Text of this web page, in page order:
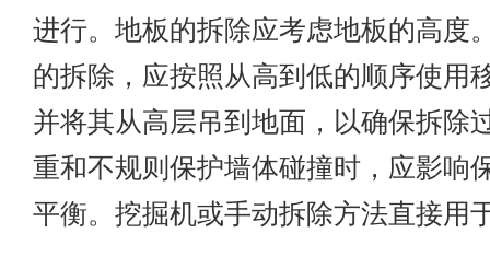
进行。地板的拆除应考虑地板的高度
的拆除，应按照从高到低的顺序使用
并将其从高层吊到地面，以确保拆除
重和不规则保护墙体碰撞时，应影响
平衡。挖掘机或手动拆除方法直接用